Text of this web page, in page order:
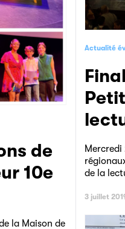
10e
la Maison de
Actualité
Finale nationale 2019 des
Mercredi
de la
3 juillet